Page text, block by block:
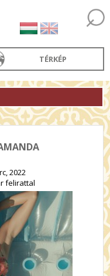
TÉRKÉP
2022
felirattal